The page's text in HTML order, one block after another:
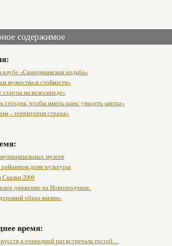
содержимое
клубе «Скандинавская ходьба»
мужества и стойкости»
старты на велосипеде»
сегодня, чтобы иметь шанс увидеть завтра»
– территория страха»
музеев
районном доме культуры
2009
движение на Новгородчине.
образ жизни»
время:
в очередной раз встречала гостей…